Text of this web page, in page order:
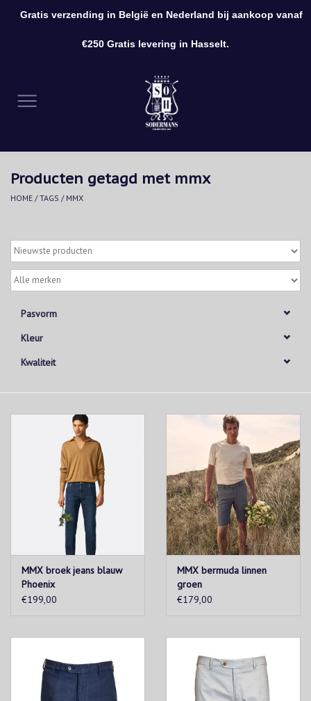
Kleding
Accessoires
Producten getagd met mmx
HOME /TAGS / MMX
Pasvorm
Kleur
Kwaliteit
MMX broek jeans blauw
Phoenix
€199,00
MMX bermuda linnen
groen
€179,00
Gratis verzending in België en Nederland bij aankoop vanaf
€250 Gratis levering in Hasselt.